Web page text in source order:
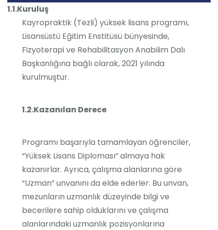
1.1.Kuruluş
Kayropraktik (Tezli) yüksek lisans programı,
Lisansüstü Eğitim Enstitüsü bünyesinde,
Fizyoterapi ve Rehabilitasyon Anabilim Dalı
Başkanlığına bağlı olarak, 2021 yılında
kurulmuştur.
1.2.Kazanılan Derece
Programı başarıyla tamamlayan öğrenciler,
“Yüksek Lisans Diploması” almaya hak
kazanırlar. Ayrıca, çalışma alanlarına göre
“Uzman” unvanını da elde ederler. Bu unvan,
mezunların uzmanlık düzeyinde bilgi ve
becerilere sahip olduklarını ve çalışma
alanlarındaki uzmanlık pozisyonlarına